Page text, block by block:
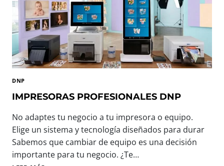
N
I
D
O
,
V
E
N
O
:
T
E
C
N
DNP
IMPRESORAS PROFESIONALES DNP
No adaptes tu negocio a tu impresora o equipo.
Elige un sistema y tecnología diseñados para durar
Sabemos que cambiar de equipo es una decisión
importante para tu negocio. ¿Te…